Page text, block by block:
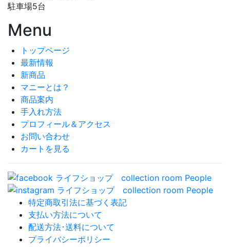
駐車場5台
Menu
トップページ
最新情報
新商品
マニーとは？
商品案内
手入れ方法
プロフィール＆アクセス
お問い合わせ
カートを見る
特定商取引法に基づく表記
支払い方法について
配送方法･送料について
プライバシーポリシー